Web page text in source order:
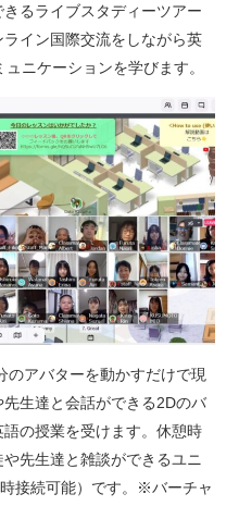
るライブスタディーツアー
イン国際交流をしながら英
ニケーションを学びます。
アバターを動かすだけで現
生達と会話ができる2Dのバ
の授業を受けます。休憩時
先生達と雑談ができるユニ
接続可能）です。※バーチャ